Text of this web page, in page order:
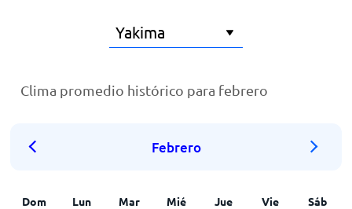
Clima promedio histórico para febrero
Febrero
Dom Lun Mar Mié Jue Vie Sáb